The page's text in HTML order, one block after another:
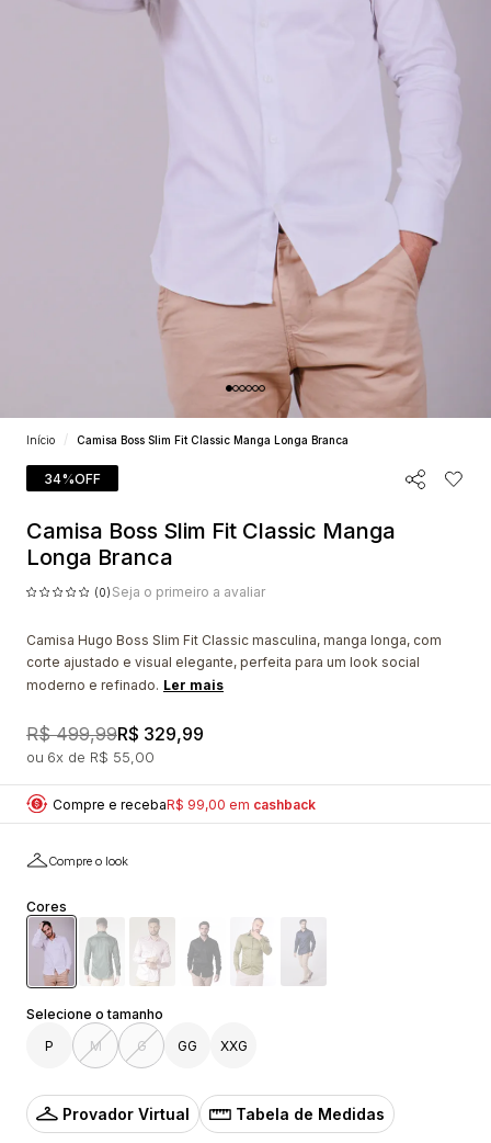
Início Camisa Boss Slim Fit Classic Manga Longa Branca
34%OFF
Camisa Boss Slim Fit Classic Manga
Longa Branca
(0) Seja o primeiro a avaliar
Camisa Hugo Boss Slim Fit Classic masculina, manga longa, com
corte ajustado e visual elegante, perfeita para um look social
moderno e refinado. Ler mais
R$ 499,99R$ 329,99
6x R$ 55,00
Compre e recebaR$ 99,00 em cashback
Compre o look
Cores
P M G GG XXG
Provador Virtual Tabela de Medidas